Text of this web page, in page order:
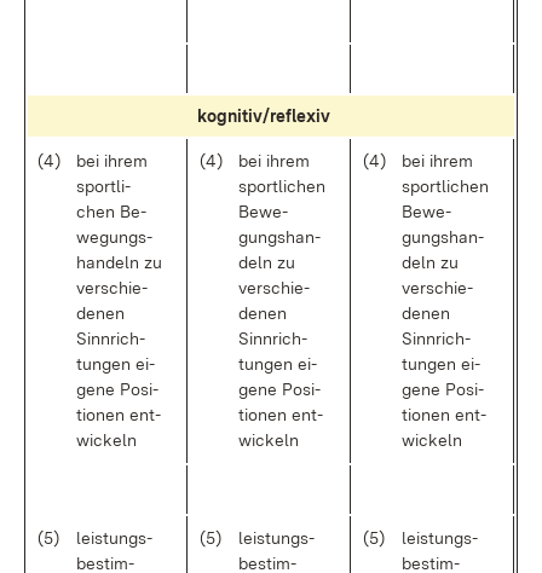
ko­gni­ti­v/re­fle­xiv
(4)
bei ih­rem
sport­li­
chen Be­
we­gungs­
han­deln zu
ver­schie­
de­nen
Sinn­rich­
tun­gen ei­
ge­ne Po­si­
tio­nen ent­
wi­ckeln
(4)
bei ih­rem
sport­li­chen
Be­we­
gungs­han­
deln zu
ver­schie­
de­nen
Sinn­rich­
tun­gen ei­
ge­ne Po­si­
tio­nen ent­
wi­ckeln
(4)
bei ih­rem
sport­li­chen
Be­we­
gungs­han­
deln zu
ver­schie­
de­nen
Sinn­rich­
tun­gen ei­
ge­ne Po­si­
tio­nen ent­
wi­ckeln
(5)
leis­tungs­
be­stim­
(5)
leis­tungs­
be­stim­
(5)
leis­tungs­
be­stim­